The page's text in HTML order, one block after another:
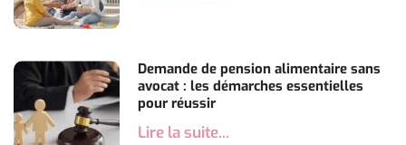
Demande de pension alimentaire sans
avocat : les démarches essentielles
pour réussir
Lire la suite...